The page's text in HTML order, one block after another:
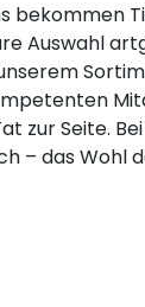
Auswahl
zur Seite.
– das Wohl